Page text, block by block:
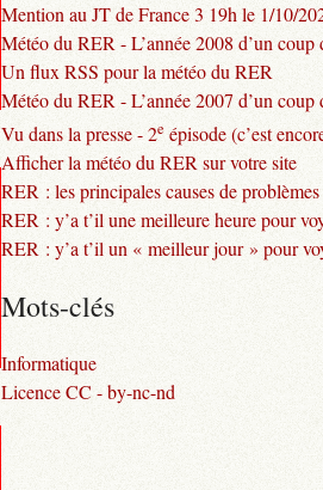
Mention au JT de France 3 19h le 1/10/
Météo du RER - L’année 2008 d’un coup
Un flux RSS pour la météo du RER
Météo du RER - L’année 2007 d’un coup
Vu dans la presse - 2e épisode (c’est
Afficher la météo du RER sur votre site
RER : les principales causes de problèmes
RER : y’a t’il une meilleure heure pour
RER : y’a t’il un « meilleur jour » pour
Mots-clés
Informatique
Licence CC - by-nc-nd